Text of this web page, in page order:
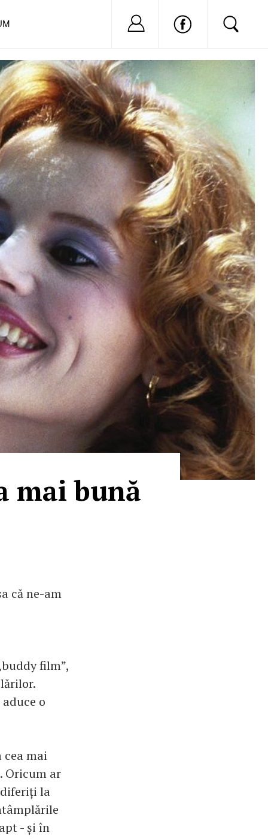
mai bună
că ne-am
film”,
o
mai
Oricum ar
la
- și în
Nu ai cont?